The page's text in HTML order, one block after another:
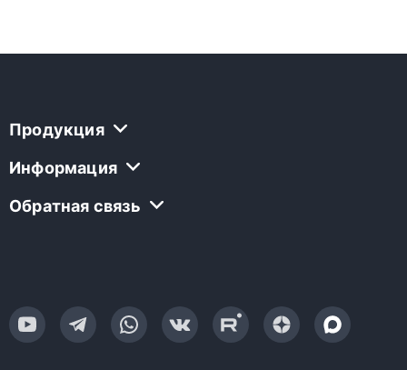
Продукция
Информация
Обратная связь